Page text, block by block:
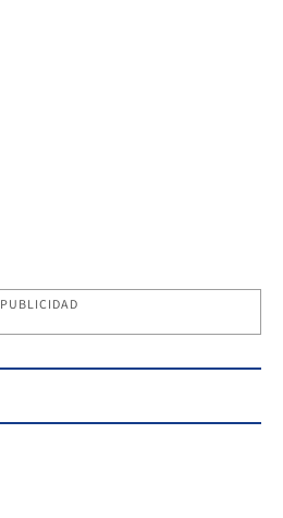
PUBLICIDAD